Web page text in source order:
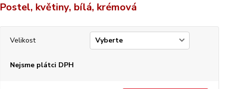
Postel, květiny, bílá, krémová
Velikost
Nejsme plátci DPH